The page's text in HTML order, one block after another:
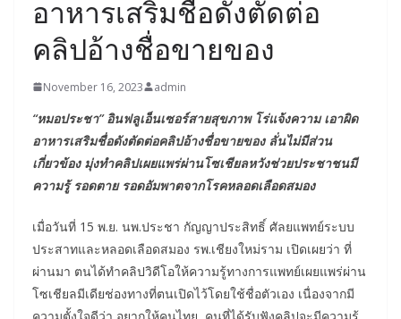
อาหารเสริมชื่อดังตัดต่อ
คลิปอ้างชื่อขายของ
November 16, 2023 admin
“หมอประชา” อินฟลูเอ็นเซอร์สายสุขภาพ โร่แจ้งความ เอาผิด
อาหารเสริมชื่อดังตัดต่อคลิปอ้างชื่อขายของ ลั่นไม่มีส่วน
เกี่ยวข้อง มุ่งทำคลิปเผยแพร่ผ่านโซเชียลหวังช่วยประชาชนมี
ความรู้ รอดตาย รอดอัมพาตจากโรคหลอดเลือดสมอง
เมื่อวันที่ 15 พ.ย. นพ.ประชา กัญญาประสิทธิ์ ศัลยแพทย์ระบบ
ประสาทและหลอดเลือดสมอง รพ.เชียงใหม่ราม เปิดเผยว่า ที่
ผ่านมา ตนได้ทำคลิปวิดีโอให้ความรู้ทางการแพทย์เผยแพร่ผ่าน
โซเชียลมีเดียช่องทางที่ตนเปิดไว้โดยใช้ชื่อตัวเอง เนื่องจากมี
ความตั้งใจดีว่า อยากให้คนไทย คนที่ได้รับฟังคลิปจะมีความรู้